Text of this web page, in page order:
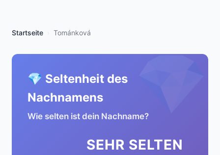
Startseite Tománková
💎
💎 Seltenheit des
Nachnamens
Wie selten ist dein Nachname?
SEHR SELTEN